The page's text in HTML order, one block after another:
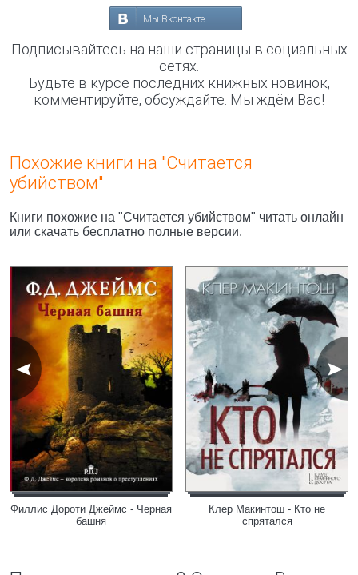
Мы Вконтакте
Подписывайтесь на наши страницы в социальных
сетях.
Будьте в курсе последних книжных новинок,
комментируйте, обсуждайте. Мы ждём Вас!
Похожие книги на "Считается
убийством"
Книги похожие на "Считается убийством" читать онлайн
или скачать бесплатно полные версии.
Филлис Дороти Джеймс - Черная
башня
Клер Макинтош - Кто не
спрятался